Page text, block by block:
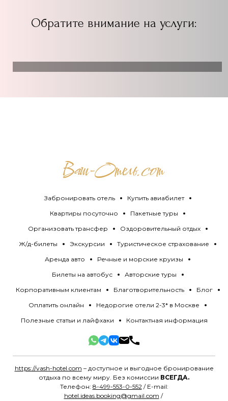
Обратите внимание на услуги:
Забронировать отель
Купить авиабилет
Квартиры посуточно
Пакетные туры
Организовать трансфер
Оздоровительный отдых
Ж/д-билеты
Экскурсии
Туристическое страхование
Аренда авто
Речные и морские круизы
Билеты на автобус
Авторские туры
Корпоративным клиентам
Благотворительность
Блог
Оплатить онлайн
Недорогие отели 2-3* в Москве
Полезные статьи и лайфхаки
Контактная информация
https://vash-hotel.com – доступное и выгодное бронирование
отдыха по всему миру. Без комиссии ВСЕГДА.
Телефон: 8-499-553-0-552/ E-mail:
hotel.ideas.booking@gmail.com /